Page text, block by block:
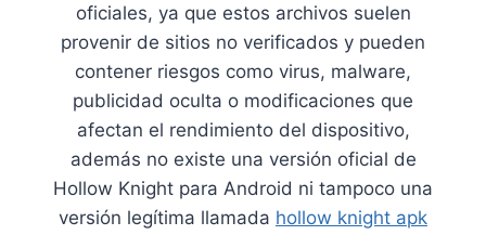
oficiales, ya que estos archivos suelen
provenir de sitios no verificados y pueden
contener riesgos como virus, malware,
publicidad oculta o modificaciones que
afectan el rendimiento del dispositivo,
además no existe una versión oficial de
Hollow Knight para Android ni tampoco una
versión legítima llamada hollow knight apk